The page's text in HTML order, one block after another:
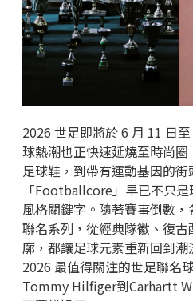
2026 世足即將於 6 月 11 日
球熱潮也正快速延燒至時尚
足球鞋，到帶有運動基因的街
「Footballcore」早已不只
風格關鍵字。隨著賽事倒數
聯名系列，從經典隊徽、復
廓，都讓足球元素重新回到
2026 最值得關注的世足聯名
Tommy Hilfiger到Carhartt